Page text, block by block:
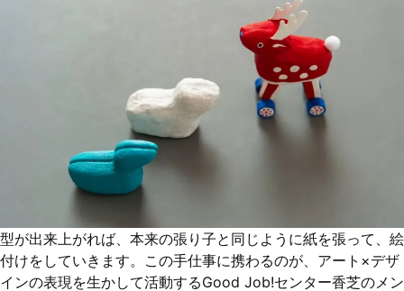
型が出来上がれば、本来の張り子と同じように紙を張って、絵
付けをしていきます。この手仕事に携わるのが、アート×デザ
インの表現を生かして活動するGood Job!センター香芝のメン